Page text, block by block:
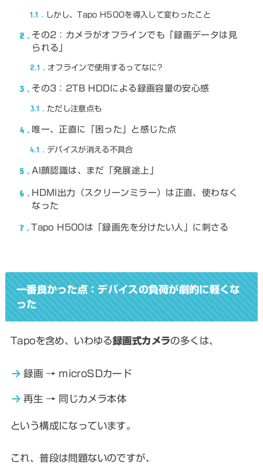
1.1 しかし、Tapo H500を導入して変わったこと
2
その2：カメラがオフラインでも「録画データは見
られる」
2.1 オフラインで使用するってなに?
3 その3：2TB HDDによる録画容量の安心感
3.1 ただし注意点も
4 唯一、正直に「困った」と感じた点
4.1 デバイスが消える不具合
5 AI顔認識は、まだ「発展途上」
6
HDMI出力（スクリーンミラー）は正直、使わなく
なった
7 Tapo H500は「録画先を分けたい人」に刺さる
一番良かった点：デバイスの負荷が劇的に軽くな
った
Tapoを含め、いわゆる録画式カメラの多くは、
録画 → microSDカード
再生 → 同じカメラ本体
という構成になっています。
これ、普段は問題ないのですが、